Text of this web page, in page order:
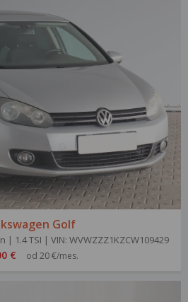
Golf
1.4 TSI | VIN: WVWZZZ1KZCW109429
€ od 20 €/mes.